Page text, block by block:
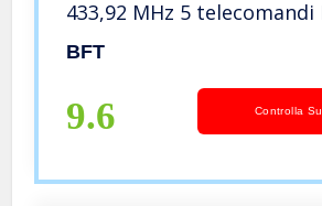
433,92 MHz 5 telecomandi
RCB02 di alta qualità.
BFT
9.6 Controlla